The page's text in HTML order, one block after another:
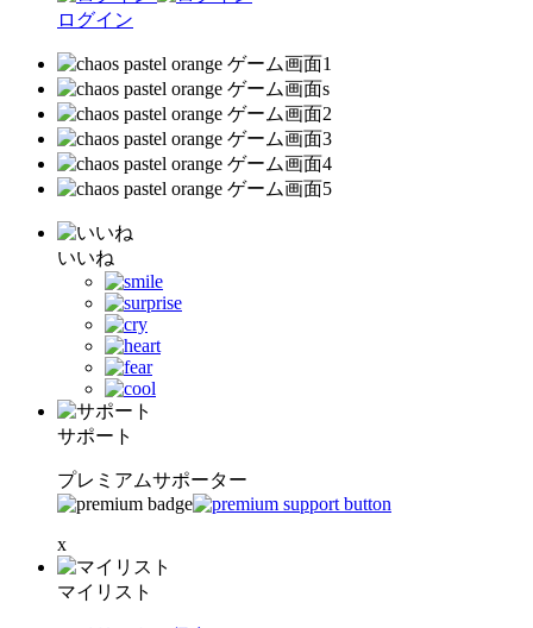
ログイン
いいね
サポート
プレミアムサポーター
x
マイリスト